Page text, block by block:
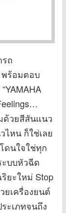
ถ
ร้อมตอบ
ด้วยสีสันแนว
หน ก็ใช่เลย
ดนใจใช่ทุก
บบหัวฉีด
ยะใหม่ Stop
ยเครื่องยนต์
ะเภทจนถึง